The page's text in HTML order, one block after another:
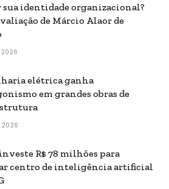
sua identidade organizacional?
de Márcio Alaor de
2026
elétrica ganha
em grandes obras de
2026
R$ 78 milhões para
centro de inteligência artificial